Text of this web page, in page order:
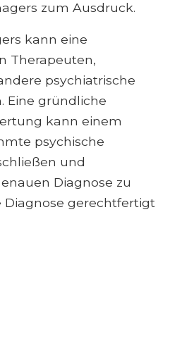
zum Ausdruck.
kann eine
Therapeuten,
psychiatrische
Eine gründliche
kann einem
psychische
und
Diagnose zu
Diagnose gerechtfertigt